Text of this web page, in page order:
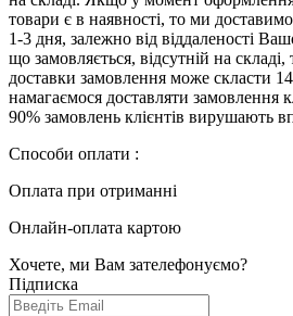
товари є в наявності, то ми
1-3 дня, залежно від віддаленості
що замовляється, відсутній на
доставки замовлення може скласти
намагаємося доставляти замовлення
90% замовлень клієнтів вирушають
Способи оплати :
Оплата при отриманні
Онлайн-оплата картою
Хочете, ми Вам зателефонуємо?
Підписка